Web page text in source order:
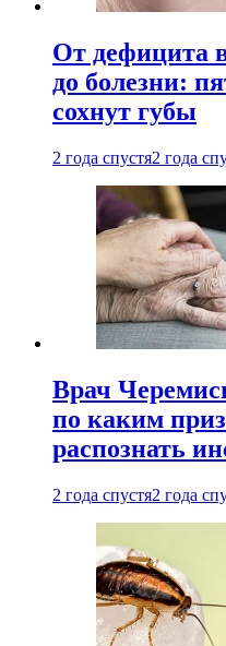
От дефицита
до болезни:
сохнут губы
2 года спустя2 года
Врач
по каким
распознать
2 года спустя2 года